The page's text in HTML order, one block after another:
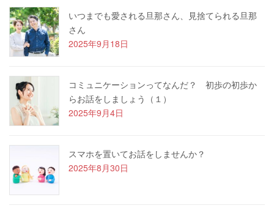
いつまでも愛される旦那さん、見捨てられる旦那
さん
2025年9月18日
コミュニケーションってなんだ？ 初歩の初歩か
らお話をしましょう（１）
2025年9月4日
スマホを置いてお話をしませんか？
2025年8月30日